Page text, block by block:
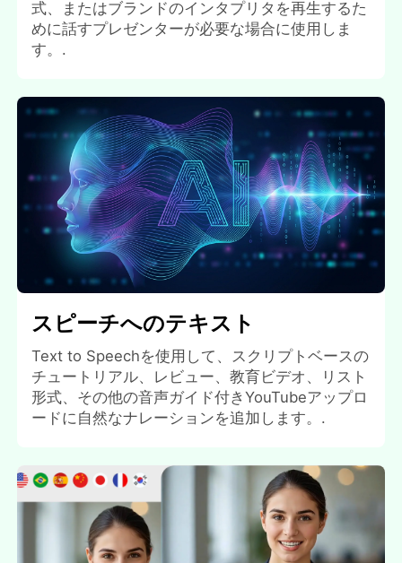
式、またはブランドのインタプリタを再生するた
めに話すプレゼンターが必要な場合に使用しま
す。.
スピーチへのテキスト
Text to Speechを使用して、スクリプトベースの
チュートリアル、レビュー、教育ビデオ、リスト
形式、その他の音声ガイド付きYouTubeアップロ
ードに自然なナレーションを追加します。.